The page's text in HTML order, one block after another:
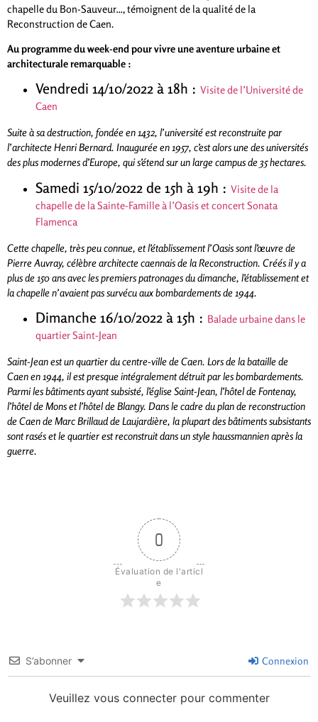
chapelle du Bon-Sauveur…, témoignent de la qualité de la
Reconstruction de Caen.
Au programme du week-end pour vivre une aventure urbaine et
architecturale remarquable :
Vendredi 14/10/2022 à 18h : Visite de l’Université de
Caen
Suite à sa destruction, fondée en 1432, l’université est reconstruite par
l’architecte Henri Bernard. Inaugurée en 1957, c’est alors une des universités
des plus modernes d’Europe, qui s’étend sur un large campus de 35 hectares.
Samedi 15/10/2022 de 15h à 19h : Visite de la
chapelle de la Sainte-Famille à l’Oasis et concert Sonata
Flamenca
Cette chapelle, très peu connue, et l’établissement l’Oasis sont l’œuvre de
Pierre Auvray, célèbre architecte caennais de la Reconstruction. Créés il y a
plus de 150 ans avec les premiers patronages du dimanche, l’établissement et
la chapelle n’avaient pas survécu aux bombardements de 1944.
Dimanche 16/10/2022 à 15h : Balade urbaine dans le
quartier Saint-Jean
Saint-Jean est un quartier du centre-ville de Caen. Lors de la bataille de
Caen en 1944, il est presque intégralement détruit par les bombardements.
Parmi les bâtiments ayant subsisté, l’église Saint-Jean, l’hôtel de Fontenay,
l’hôtel de Mons et l’hôtel de Blangy. Dans le cadre du plan de reconstruction
de Caen de Marc Brillaud de Laujardière, la plupart des bâtiments subsistants
sont rasés et le quartier est reconstruit dans un style haussmannien après la
guerre.
0
Évaluation de l'articl
e
S’abonner Connexion
Veuillez vous connecter pour commenter